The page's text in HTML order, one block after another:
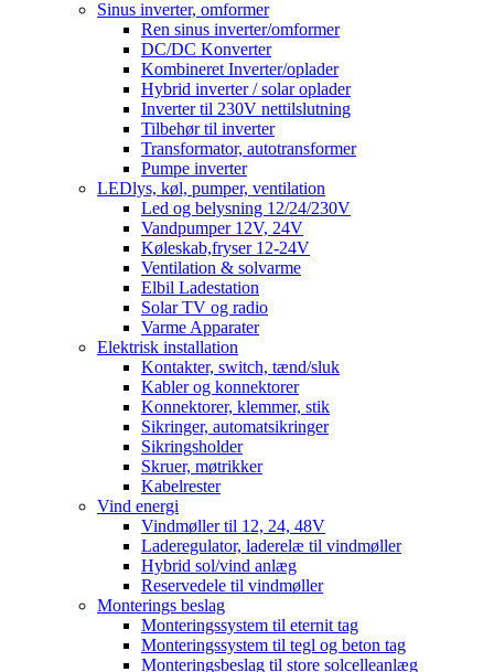
Sinus inverter, omformer
Ren sinus inverter/omformer
DC/DC Konverter
Kombineret Inverter/oplader
Hybrid inverter / solar oplader
Inverter til 230V nettilslutning
Tilbehør til inverter
Transformator, autotransformer
Pumpe inverter
LEDlys, køl, pumper, ventilation
Led og belysning 12/24/230V
Vandpumper 12V, 24V
Køleskab,fryser 12-24V
Ventilation & solvarme
Elbil Ladestation
Solar TV og radio
Varme Apparater
Elektrisk installation
Kontakter, switch, tænd/sluk
Kabler og konnektorer
Konnektorer, klemmer, stik
Sikringer, automatsikringer
Sikringsholder
Skruer, møtrikker
Kabelrester
Vind energi
Vindmøller til 12, 24, 48V
Laderegulator, laderelæ til vindmøller
Hybrid sol/vind anlæg
Reservedele til vindmøller
Monterings beslag
Monteringssystem til eternit tag
Monteringssystem til tegl og beton tag
Monteringsbeslag til store solcelleanlæg